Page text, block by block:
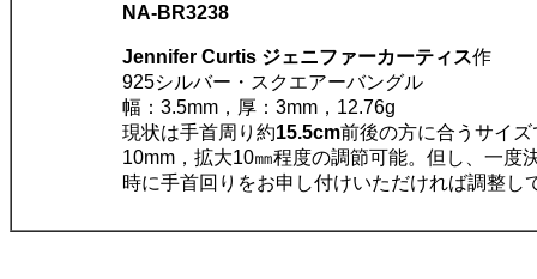
NA-BR3238
Jennifer Curtis ジェニファーカーティス作
925シルバー・スクエアーバングル
幅：3.5mm，厚：3mm，12.76g
現状は手首周り約15.5cm前後の方に合うサイ
10mm，拡大10㎜程度の調節可能。但し、一度
時に手首回りをお申し付けいただければ調整し